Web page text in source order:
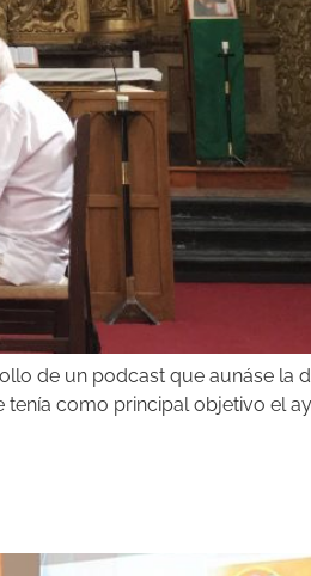
de un podcast que aunáse la
tenía como principal objetivo el